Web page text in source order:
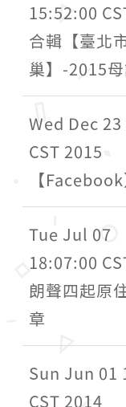
15:52:00
合輯【臺北
巢】-2015母
Wed Dec
CST 2015
【
Tue Jul 07
18:07:00
朗聲四起原
章
Sun Jun 01
CST 2014